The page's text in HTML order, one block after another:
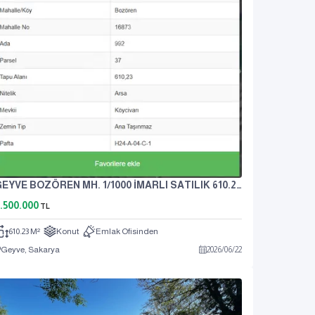
GEYVE BOZÖREN MH. 1/1000 İMARLI SATILIK 610.23m2 ARSA
TL
610.23 M² Konut
Emlak Ofisinden
Geyve, Sakarya
2026/06/22